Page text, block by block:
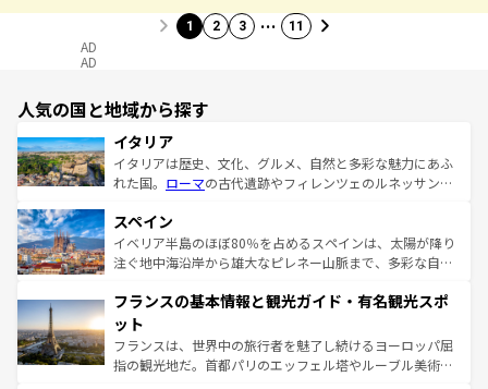
1 2 3 … 11
AD
AD
人気の国と地域から探す
イタリア
イタリアは歴史、文化、グルメ、自然と多彩な魅力にあふ
れた国。 ローマの古代遺跡やフィレンツェのルネッサンス
ろん、トスカーナの美しい田園風景やアマルフィ海岸の絶
景など、自然景観も見逃せない。観光の合間には、本場の
ピザやパスタなど、絶品のイタリア料理を堪能することも
ませてくれるイタリアで、忘れられない旅をしてみよう！
なお、新着のイタリア情報は
しい。
スペイン
イベリア半島のほぼ80％を占めるスペインは、太陽が降り
注ぐ地中海沿岸から雄大なピレネー山脈まで、多彩な自然
文化が根付くこの国では、情熱的なフラメンコ、熱気あふ
れる闘牛、そして美味しいタパスが生活の一部となってい
る。首都マドリードの洗練された雰囲気や、バルセロナの
アートに溢れた街角から、地方では古代ローマ遺跡や中世
フランスの基本情報と観光ガイド・有名観光スポ
ット
フランスは、世界中の旅行者を魅了し続けるヨーロッパ屈
指の観光地だ。首都パリのエッフェル塔やルーブル美術館